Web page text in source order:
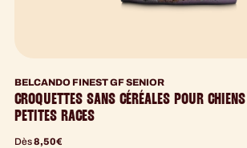
BELCANDO FINEST GF SENIOR
CROQUETTES SANS CÉRÉALES POUR
PETITES RACES
Dès8,50€